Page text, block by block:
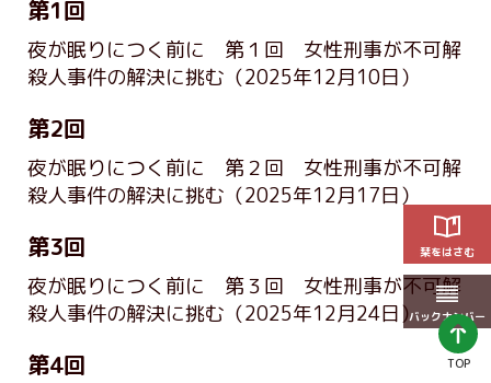
栞をはさむ
バックナンバー
第1回
夜が眠りにつく前に 第１回 女性刑事が不可解
殺人事件の解決に挑む （2025年12月10日）
第2回
夜が眠りにつく前に 第２回 女性刑事が不可解
殺人事件の解決に挑む （2025年12月17日）
第3回
夜が眠りにつく前に 第３回 女性刑事が不可解
殺人事件の解決に挑む （2025年12月24日）
第4回 TOP